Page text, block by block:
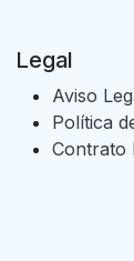
Legal
Aviso
Política
Contrato